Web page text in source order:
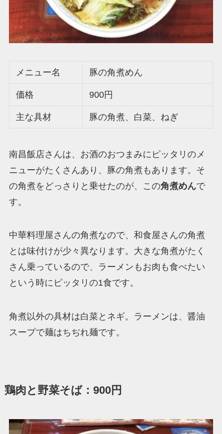
メニュー名 豚の角煮めん
価格 900円
主な具材 豚の角煮、白菜、ねぎ
南昌飯店さんは、お酒のおつまみにピッタリのメ
ニューがたくさんあり、豚の角煮もあります。そ
の角煮をどっさりと乗せたのが、この角煮めんで
す。
中華料理屋さんの角煮なので、和食屋さんの角煮
とは味付けが少々異なります。大きな角煮がたく
さん乗っているので、ラーメンもお肉も食べたい
という時にピッタリの1食です。
角煮以外の具材は白菜とネギ。ラーメンは、醤油
スープで麺はちぢれ麺です。
鶏肉と野菜そば：900円